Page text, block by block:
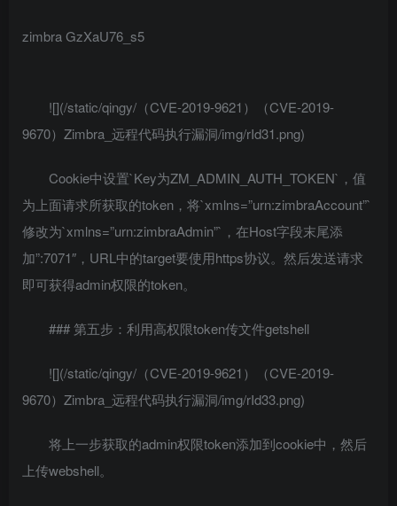
zimbraGzXaU76_s5
![](/static/qingy/（CVE-2019-9621）（CVE-2019-
9670）Zimbra_远程代码执行漏洞/img/rId31.png)
Cookie中设置`Key为ZM_ADMIN_AUTH_TOKEN`，值
为上面请求所获取的token，将`xmlns=”urn:zimbraAccount”`
修改为`xmlns=”urn:zimbraAdmin”`，在Host字段末尾添
加”:7071″，URL中的target要使用https协议。然后发送请求
即可获得admin权限的token。
### 第五步：利用高权限token传文件getshell
![](/static/qingy/（CVE-2019-9621）（CVE-2019-
9670）Zimbra_远程代码执行漏洞/img/rId33.png)
将上一步获取的admin权限token添加到cookie中，然后
上传webshell。